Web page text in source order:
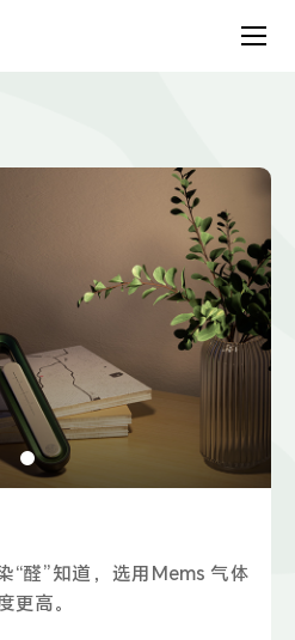
“醛”知道，选用Mems 气体
更高。